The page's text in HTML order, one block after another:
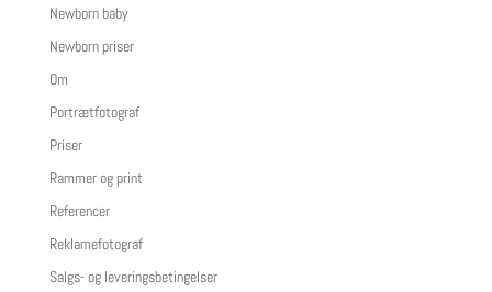
Newborn baby
Newborn priser
Om
Portrætfotograf
Priser
Rammer og print
Referencer
Reklamefotograf
Salgs- og leveringsbetingelser